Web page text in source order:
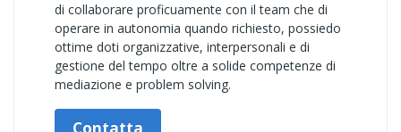
di collaborare proficuamente con il team che di
operare in autonomia quando richiesto, possiedo
ottime doti organizzative, interpersonali e di
gestione del tempo oltre a solide competenze di
mediazione e problem solving.